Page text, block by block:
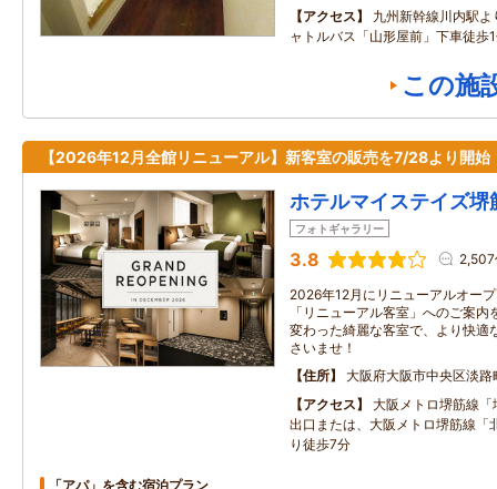
アクセス
九州新幹線川内駅
ャトルバス「山形屋前」下車徒歩
この施
【2026年12月全館リニューアル】新客室の販売を7/28より開始
ホテルマイステイズ堺
フォトギャラリー
3.8
2026年12月にリニューアルオー
「リニューアル客室」へのご案
変わった綺麗な客室で、より快適
さいませ！
住所
大阪府大阪市中央区淡路
アクセス
大阪メトロ堺筋線
出口または、大阪メトロ堺筋線「
り徒歩7分
「アパ」を含む宿泊プラン